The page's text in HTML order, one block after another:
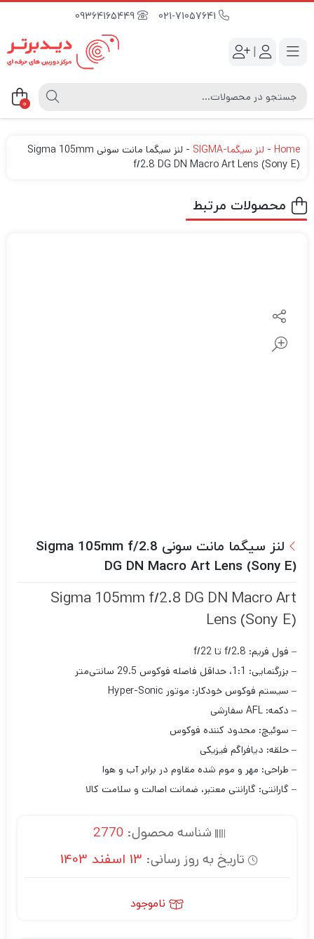
09364165449
|
0
Home
- لنز سیگما-SIGMA -
لنز سیگما مانت سونی Sigma 105mm
f/2.8 DG DN Macro Art Lens (Sony E)
محصولات مرتبط
لنز سیگما مانت سونی Sigma 105mm f/2.8
DG DN Macro Art Lens (Sony E)
Sigma 105mm f/2.8 DG DN Macro Art
Lens (Sony E)
– فول فریم: f/2.8 تا f/22
– بزرگنمایی: 1:1، حداقل فاصله فوکوس 29.5 سانتی‌متر
– سیستم فوکوس خودکار: موتور Hyper-Sonic
– دکمه: AFL سفارشی
– سوئیچ: محدود کننده فوکوس
– حلقه: دیافراگم فیزیکی
– طراحی: مهر و موم شده مقاوم در برابر آب و هوا
– گارانتی: گارانتی معتبر، ضمانت اصالت و سلامت کالا
شناسه محصول:2770
تاریخ به روز رسانی: 13 اسفند 1403
ناموجود